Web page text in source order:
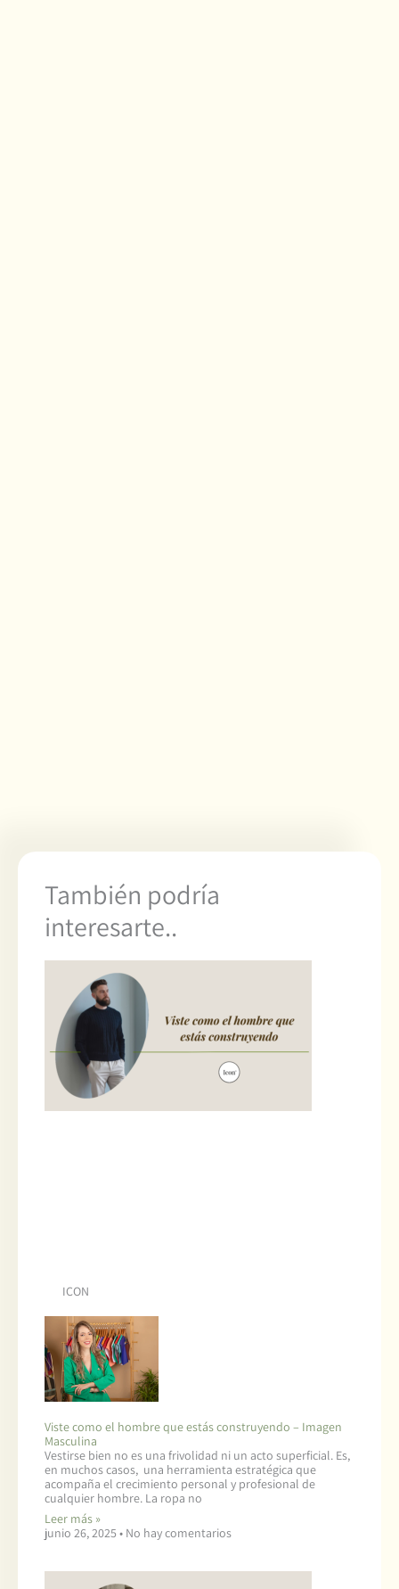
También podría
interesarte..
ICON
Viste como el hombre que estás construyendo – Imagen
Masculina
Vestirse bien no es una frivolidad ni un acto superficial. Es,
en muchos casos, una herramienta estratégica que
acompaña el crecimiento personal y profesional de
cualquier hombre. La ropa no
Leer más »
junio 26, 2025
No hay comentarios